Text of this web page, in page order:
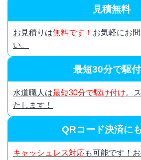
見積無料
お見積りは無料です！ お気軽にお
い。
最短30分で駆
水道職人は最短30分で駆け付け。
たします！
QRコード決済に
キャッシュレス対応も可能です！